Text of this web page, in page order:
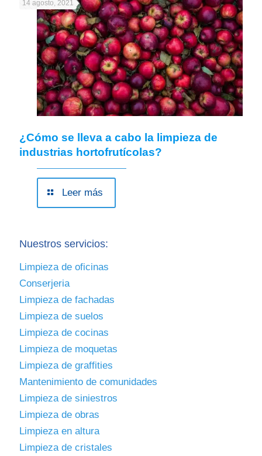
14 agosto, 2021
¿Cómo se lleva a cabo la limpieza de
industrias hortofrutícolas?
Leer más
Nuestros servicios:
Limpieza de oficinas
Conserjeria
Limpieza de fachadas
Limpieza de suelos
Limpieza de cocinas
Limpieza de moquetas
Limpieza de graffities
Mantenimiento de comunidades
Limpieza de siniestros
Limpieza de obras
Limpieza en altura
Limpieza de cristales